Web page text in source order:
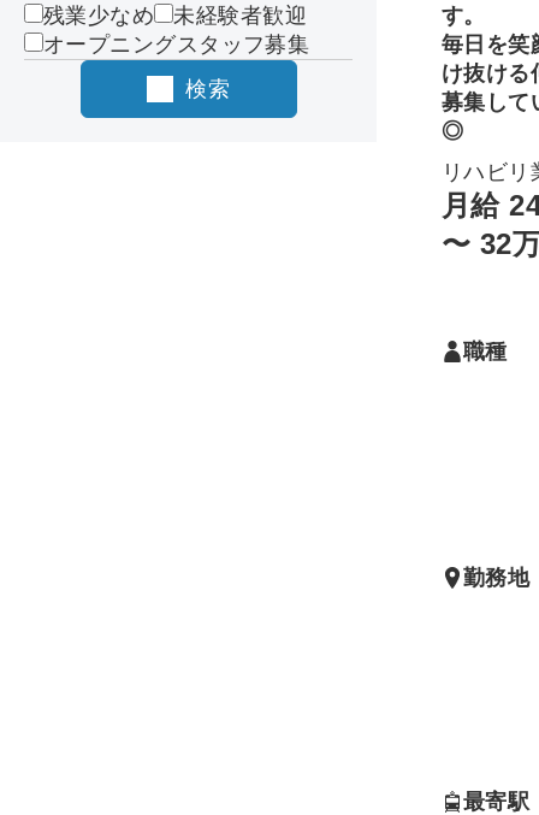
残業少なめ
未経験者歓迎
オープニングスタッフ募集
検索
す。
毎日を笑
け抜ける
募集して
◎
リハビリ
月給
〜 32
職種
勤務地
最寄駅